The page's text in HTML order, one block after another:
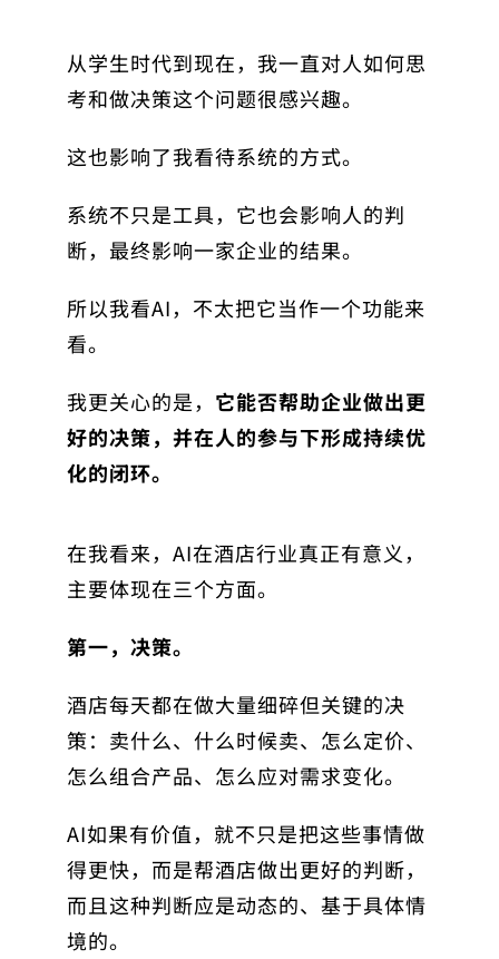
从学生时代到现在，我一直对人如何思
考和做决策这个问题很感兴趣。
这也影响了我看待系统的方式。
系统不只是工具，它也会影响人的判
断，最终影响一家企业的结果。
所以我看AI，不太把它当作一个功能来
看。
我更关心的是， 它能否帮助企业做出更
好的决策，并在人的参与下形成持续优
化的闭环。
在我看来，AI在酒店行业真正有意义，
主要体现在三个方面。
第一，决策。
酒店每天都在做大量细碎但关键的决
策：卖什么、什么时候卖、怎么定价、
怎么组合产品、怎么应对需求变化。
AI如果有价值，就不只是把这些事情做
得更快，而是帮酒店做出更好的判断，
而且这种判断应是动态的、基于具体情
境的。